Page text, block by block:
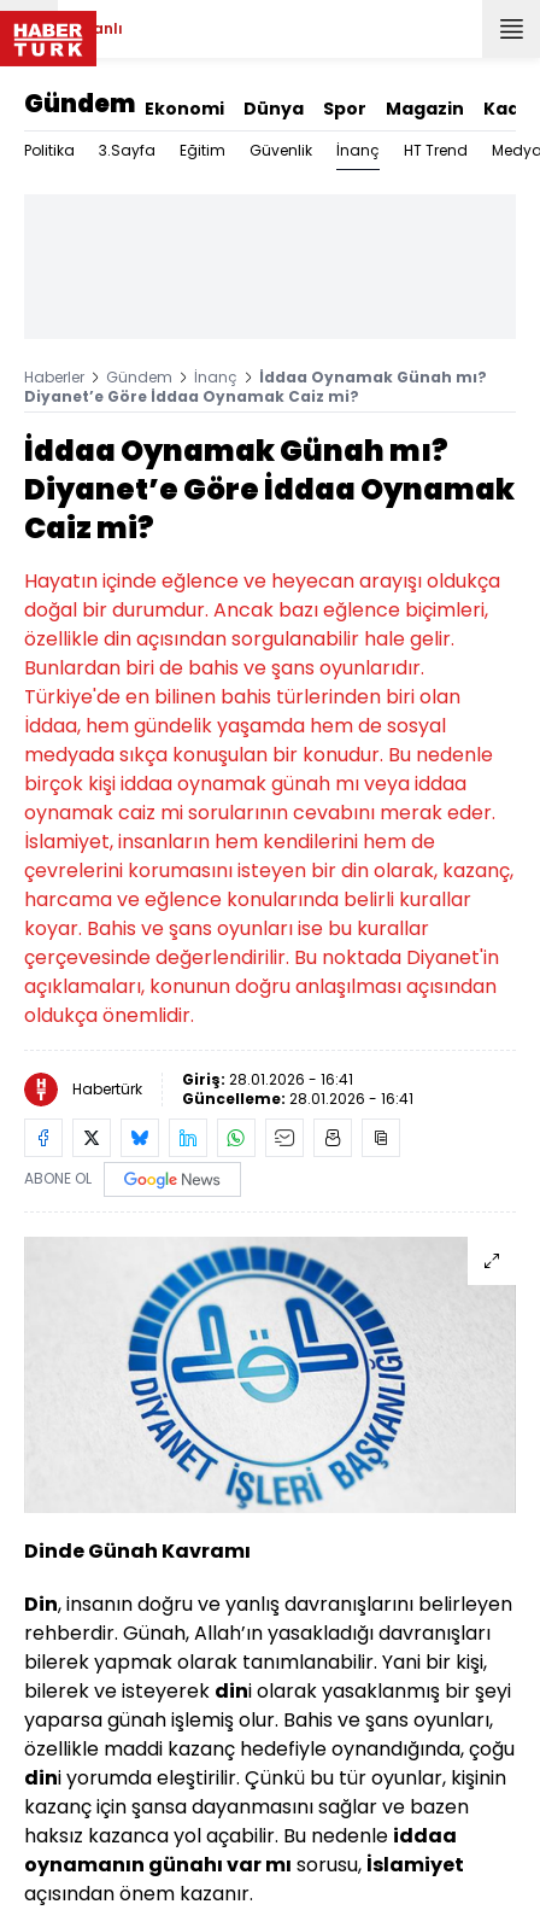
Canlı
Gündem Ekonomi Dünya Spor Magazin Kadın
Politika 3.Sayfa Eğitim Güvenlik İnanç HT Trend
Haberler Gündem İnanç
İddaa Oynamak Günah mı?
Diyanet’e Göre İddaa Oynamak Caiz mi?
İddaa Oynamak Günah mı?
Diyanet’e Göre İddaa Oynamak
Caiz mi?
Hayatın içinde eğlence ve heyecan arayışı oldukça
doğal bir durumdur. Ancak bazı eğlence biçimleri,
özellikle din açısından sorgulanabilir hale gelir.
Bunlardan biri de bahis ve şans oyunlarıdır.
Türkiye'de en bilinen bahis türlerinden biri olan
İddaa, hem gündelik yaşamda hem de sosyal
medyada sıkça konuşulan bir konudur. Bu nedenle
birçok kişi iddaa oynamak günah mı veya iddaa
oynamak caiz mi sorularının cevabını merak eder.
İslamiyet, insanların hem kendilerini hem de
çevrelerini korumasını isteyen bir din olarak, kazanç,
harcama ve eğlence konularında belirli kurallar
koyar. Bahis ve şans oyunları ise bu kurallar
çerçevesinde değerlendirilir. Bu noktada Diyanet'in
açıklamaları, konunun doğru anlaşılması açısından
oldukça önemlidir.
Habertürk Giriş: 28.01.2026 - 16:41
Güncelleme: 28.01.2026 - 16:41
ABONE OL
Dinde Günah Kavramı
Din, insanın doğru ve yanlış davranışlarını belirleyen
rehberdir. Günah, Allah’ın yasakladığı davranışları
bilerek yapmak olarak tanımlanabilir. Yani bir kişi,
bilerek ve isteyerek dini olarak yasaklanmış bir şeyi
yaparsa günah işlemiş olur. Bahis ve şans oyunları,
özellikle maddi kazanç hedefiyle oynandığında, çoğu
dini yorumda eleştirilir. Çünkü bu tür oyunlar, kişinin
kazanç için şansa dayanmasını sağlar ve bazen
haksız kazanca yol açabilir. Bu nedenle iddaa
oynamanın günahı var mı sorusu, İslamiyet
açısından önem kazanır.